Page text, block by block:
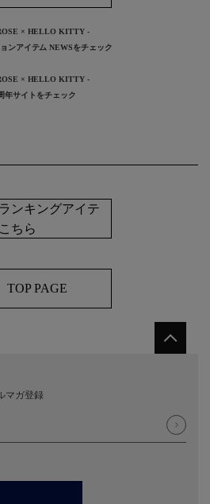
× HELLO KITTY -
ンアイテム NEWSをチェック
× HELLO KITTY -
年サイトをチェック
ンキングアイテ
ちら
TOP PAGE
マガ登録